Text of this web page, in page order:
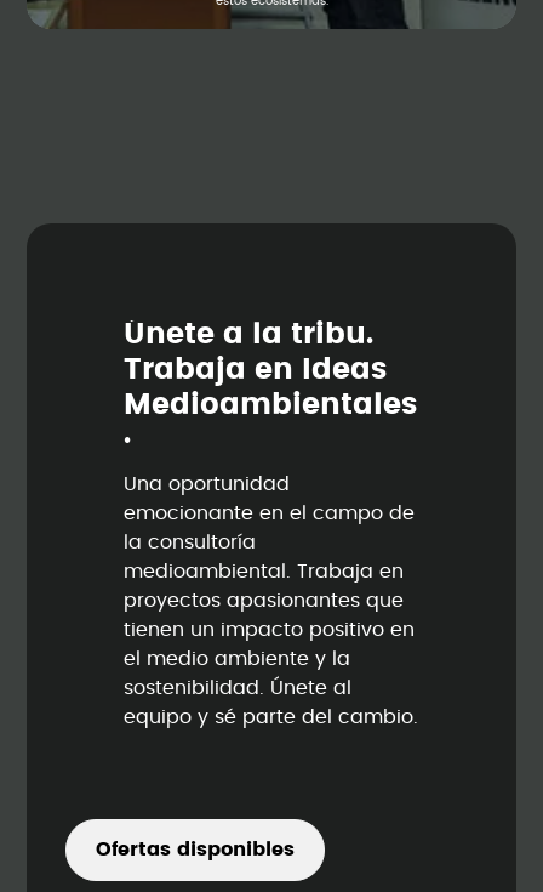
Únete a la tribu.
Trabaja en Ideas
Medioambienta les
.
Una oportunidad
emocionante en el campo de
la consultoría
medioambiental. Trabaja en
proyectos apasionantes que
tienen un impacto positivo en
el medio ambiente y la
sostenibilidad. Únete al
equipo y sé parte del cambio.
Ofertas disponibles